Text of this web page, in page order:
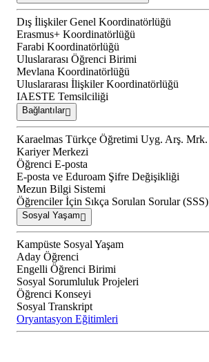
Dış İlişkiler Genel Koordinatörlüğü
Erasmus+ Koordinatörlüğü
Farabi Koordinatörlüğü
Uluslararası Öğrenci Birimi
Mevlana Koordinatörlüğü
Uluslararası İlişkiler Koordinatörlüğü
IAESTE Temsilciliği
Bağlantılar
Karaelmas Türkçe Öğretimi Uyg. Arş. Mrk.
Kariyer Merkezi
Öğrenci E-posta
E-posta ve Eduroam Şifre Değişikliği
Mezun Bilgi Sistemi
Öğrenciler İçin Sıkça Sorulan Sorular (SSS)
Sosyal Yaşam
Kampüste Sosyal Yaşam
Aday Öğrenci
Engelli Öğrenci Birimi
Sosyal Sorumluluk Projeleri
Öğrenci Konseyi
Sosyal Transkript
Oryantasyon Eğitimleri